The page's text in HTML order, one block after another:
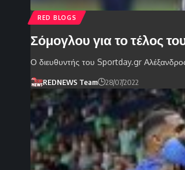
RED BLOGS
Σόμογλου για το τέλος
Ο διευθυντής του Sportday.gr
REDNEWS Team 28/07/2022